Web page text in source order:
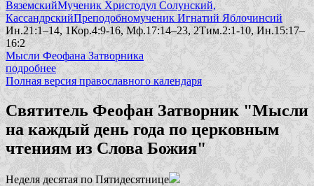
ВяземскийМученик Христодул Солунский,
КассандрскийПреподобномученик Игнатий Яблочинсий
Ин.21:1–14, 1Кор.4:9-16, Мф.17:14–23, 2Тим.2:1-10, Ин.15:17–
16:2
Мысли Феофана Затворника
подробнее
Полная версия православного календаря
Святитель Феофан Затворник "Мысли
на каждый день года по церковным
чтениям из Слова Божия"
Неделя десятая по Пятидесятнице